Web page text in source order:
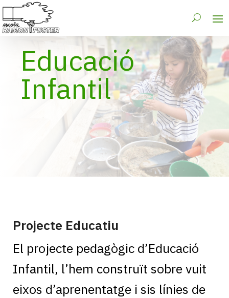
Educació
Infantil
Projecte Educatiu
El projecte pedagògic d’Educació
Infantil, l’hem construït sobre vuit
eixos d’aprenentatge i sis línies de